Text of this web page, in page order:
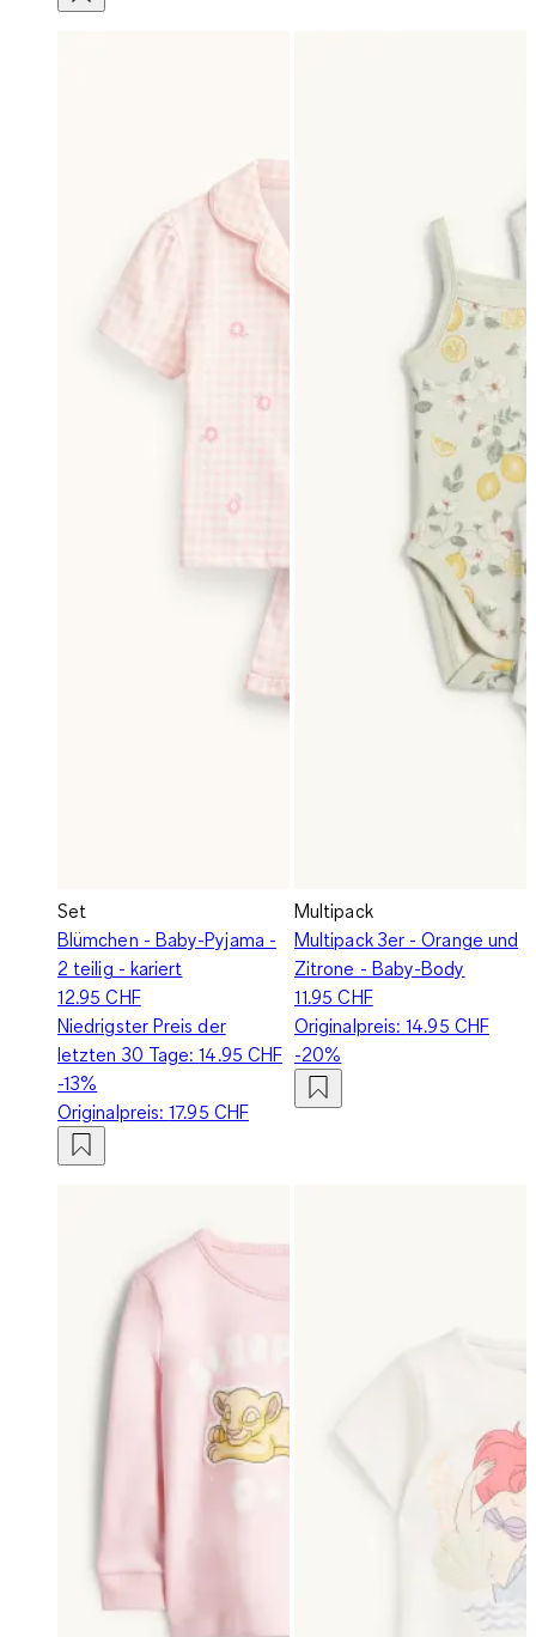
Set
Blümchen - Baby-Pyjama -
2 teilig - kariert
12.95 CHF
Niedrigster Preis der
letzten 30 Tage:14.95 CHF
-13%
Originalpreis:17.95 CHF
Multipack
Multipack 3er - Orange und
Zitrone - Baby-Body
11.95 CHF
Originalpreis:14.95 CHF
-20%